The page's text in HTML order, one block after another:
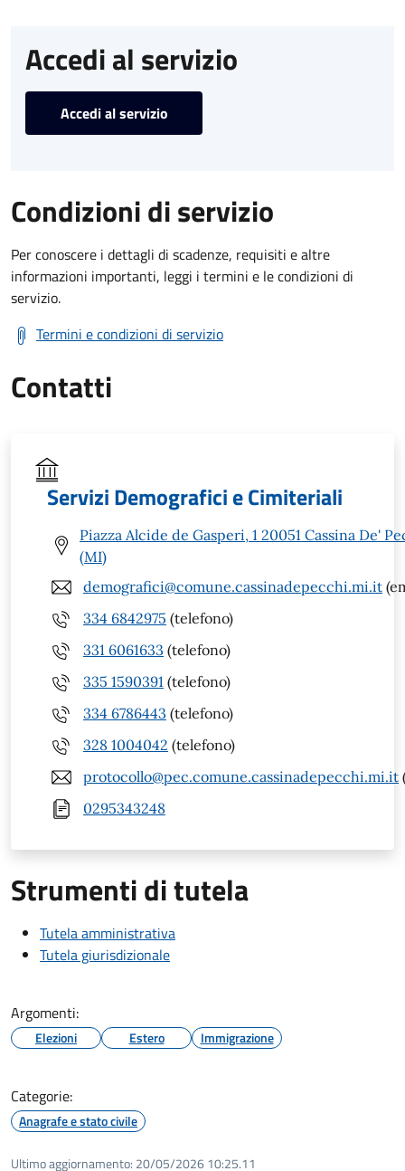
Accedi al servizio
Accedi al servizio
Condizioni di servizio
Per conoscere i dettagli di scadenze, requisiti e altre
informazioni importanti, leggi i termini e le condizioni di
servizio.
Termini e condizioni di servizio
Contatti
Servizi Demografici e Cimiteriali
Piazza Alcide de Gasperi, 1 20051 Cassina De'
(MI)
demografici@comune.cassinadepecchi.mi.it
334 6842975 (telefono)
331 6061633 (telefono)
335 1590391 (telefono)
334 6786443 (telefono)
328 1004042 (telefono)
protocollo@pec.comune.cassinadepecchi.mi.it
0295343248
Strumenti di tutela
Tutela amministrativa
Tutela giurisdizionale
Argomenti:
Elezioni Estero Immigrazione
Categorie:
Anagrafe e stato civile
Ultimo aggiornamento: 20/05/2026 10:25.11